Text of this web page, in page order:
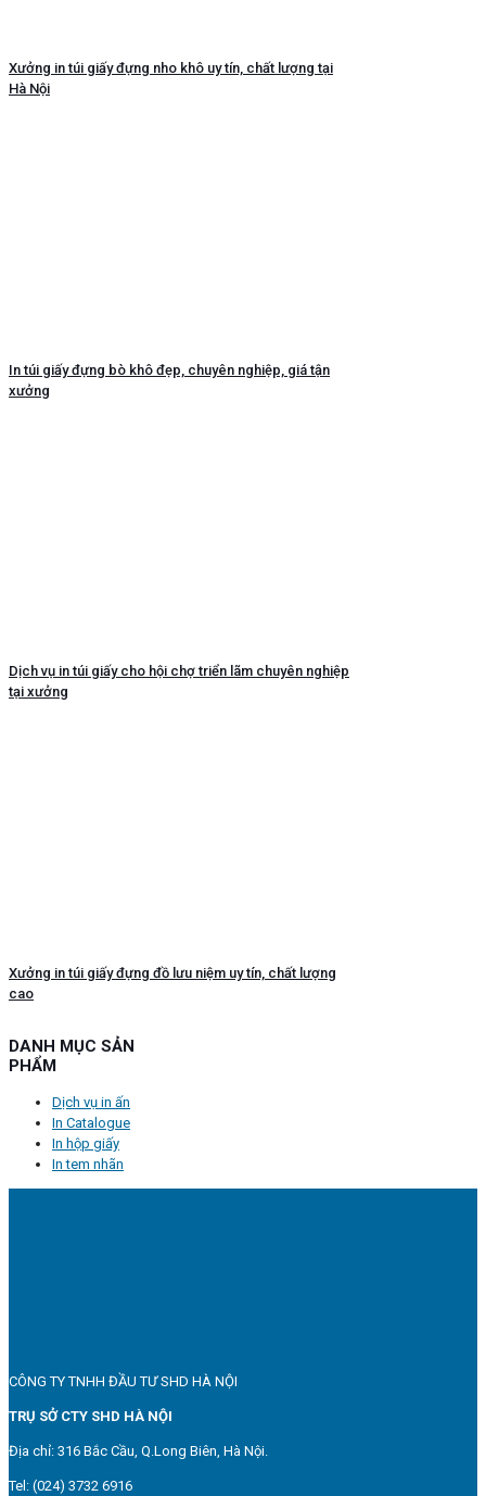
Xưởng in túi giấy đựng nho khô uy tín, chất lượng tại
Hà Nội
In túi giấy đựng bò khô đẹp, chuyên nghiệp, giá tận
xưởng
Dịch vụ in túi giấy cho hội chợ triển lãm chuyên nghiệp
tại xưởng
Xưởng in túi giấy đựng đồ lưu niệm uy tín, chất lượng
cao
DANH MỤC SẢN
PHẨM
Dịch vụ in ấn
In Catalogue
In hộp giấy
In tem nhãn
CÔNG TY TNHH ĐẦU TƯ SHD HÀ NỘI
TRỤ SỞ CTY SHD HÀ NỘI
Địa chỉ: 316 Bắc Cầu, Q.Long Biên, Hà Nội.
Tel: (024) 3732 6916